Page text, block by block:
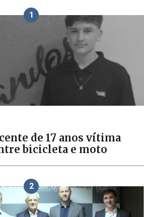
1
de 17 anos vítima
bicicleta e moto
2